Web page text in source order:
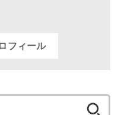
フィール